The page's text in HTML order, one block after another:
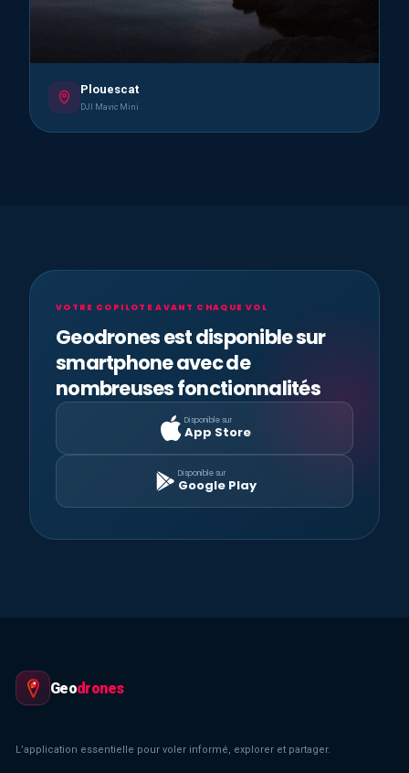
Plouescat
DJI Mavic Mini
VOTRE COPILOTE AVANT CHAQUE VOL
Geodrones est disponible sur
smartphone avec de
nombreuses fonctionnalités
Disponible sur
App Store
Disponible sur
Google Play
Geodrones
L’application essentielle pour voler informé, explorer et partager.